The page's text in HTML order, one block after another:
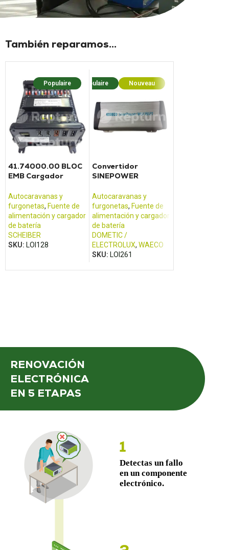
También reparamos...
Populaire
41.74000.00 BLOC
EMB Cargador
eléctrico Scheiber
Autocaravanas y
furgonetas, Fuente de
alimentación y cargador
de batería
SCHEIBER
SKU: LOI128
Populaire Nouveau
Convertidor
SINEPOWER
Autocaravanas y
furgonetas, Fuente de
alimentación y cargador
de batería
DOMETIC /
ELECTROLUX, WAECO
SKU: LOI261
RENOVACIÓN
ELECTRÓNICA
EN 5 ETAPAS